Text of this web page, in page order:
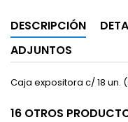
DESCRIPCIÓN
ADJUNTOS
Caja expositora c/ 18 un.
16 OTROS